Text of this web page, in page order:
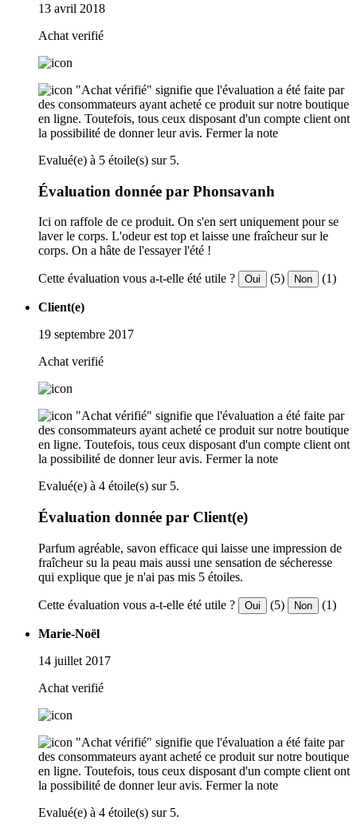
13 avril 2018
Achat verifié
"Achat vérifié" signifie que l'évaluation a été faite par
des consommateurs ayant acheté ce produit sur notre boutique
en ligne. Toutefois, tous ceux disposant d'un compte client ont
la possibilité de donner leur avis. Fermer la note
Evalué(e) à 5 étoile(s) sur 5.
Évaluation donnée par Phonsavanh
Ici on raffole de ce produit. On s'en sert uniquement pour se
laver le corps. L'odeur est top et laisse une fraîcheur sur le
corps. On a hâte de l'essayer l'été !
Cette évaluation vous a-t-elle été utile ? Oui (5) Non (1)
Client(e)
19 septembre 2017
Achat verifié
"Achat vérifié" signifie que l'évaluation a été faite par
des consommateurs ayant acheté ce produit sur notre boutique
en ligne. Toutefois, tous ceux disposant d'un compte client ont
la possibilité de donner leur avis. Fermer la note
Evalué(e) à 4 étoile(s) sur 5.
Évaluation donnée par Client(e)
Parfum agréable, savon efficace qui laisse une impression de
fraîcheur su la peau mais aussi une sensation de sécheresse
qui explique que je n'ai pas mis 5 étoiles.
Cette évaluation vous a-t-elle été utile ? Oui (5) Non (1)
Marie-Noël
14 juillet 2017
Achat verifié
"Achat vérifié" signifie que l'évaluation a été faite par
des consommateurs ayant acheté ce produit sur notre boutique
en ligne. Toutefois, tous ceux disposant d'un compte client ont
la possibilité de donner leur avis. Fermer la note
Evalué(e) à 4 étoile(s) sur 5.